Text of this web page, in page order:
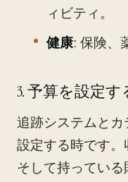
ィビティ。
健康: 保険、
3. 予算を設定す
追跡システムと
設定する時です。
そして持ってい